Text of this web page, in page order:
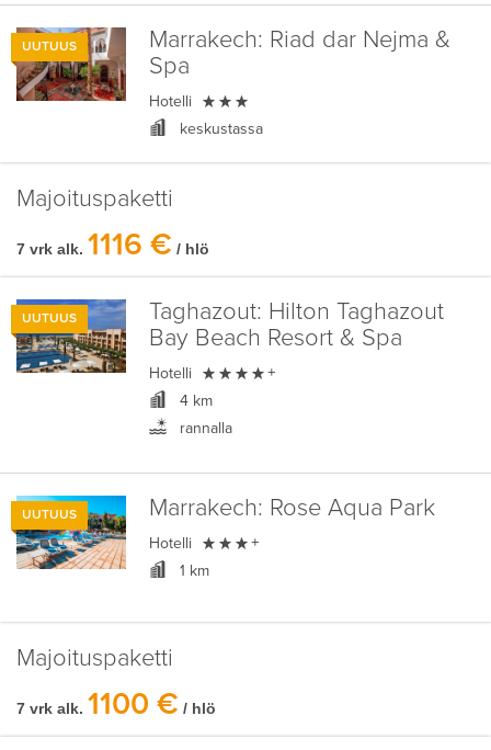
UUTUUS Marrakech: Riad dar Nejma &
Spa
Hotelli 
keskustassa
Majoituspaketti
7 vrk alk. 1116 € / hlö
UUTUUS Taghazout: Hilton Taghazout
Bay Beach Resort & Spa
Hotelli  +
4 km
rannalla
UUTUUS Marrakech: Rose Aqua Park
Hotelli  +
1 km
Majoituspaketti
7 vrk alk. 1100 € / hlö